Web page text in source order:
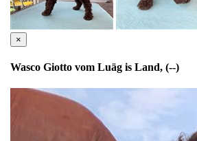
×
Wasco Giotto vom Luäg is Land, (--)